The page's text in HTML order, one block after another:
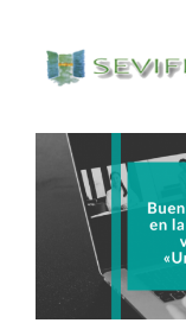
contenido
Conócenos